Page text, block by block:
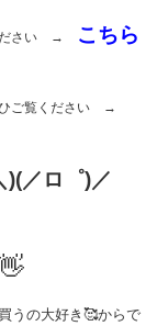
ださい →
こちら
ひご覧ください →
)(／ロ゜)／
👋
うの大好き🥰からで